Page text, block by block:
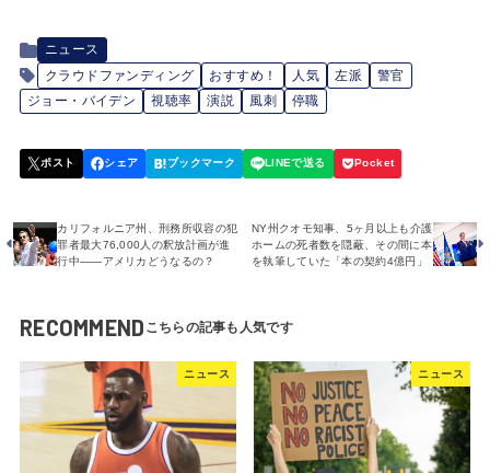
ニュース
クラウドファンディング
おすすめ！ 人気 左派
警官
ジョー・バイデン
視聴率 演説 風刺 停職
カリフォルニア州、刑務所収容の犯
罪者最大76,000人の釈放計画が進
行中――アメリカどうなるの？
NY州クオモ知事、5ヶ月以上も介護
ホームの死者数を隠蔽、その間に本
を執筆していた「本の契約4億円」
RECOMMEND
ニュース ニュース